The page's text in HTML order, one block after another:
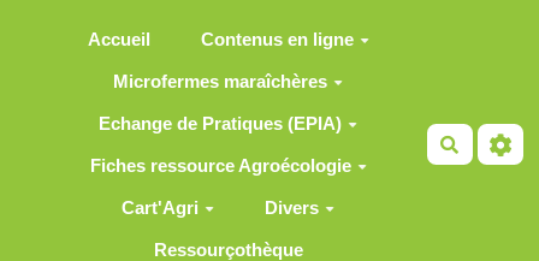
Accueil Contenus en ligne
Microfermes maraîchères
Echange de Pratiques (EPIA)
Fiches ressource Agroécologie
Cart'Agri Divers
Ressourçothèque